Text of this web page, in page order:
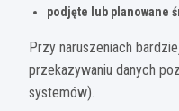
podjęte lub planowane
Przy naruszeniach
przekazywaniu danych
systemów).